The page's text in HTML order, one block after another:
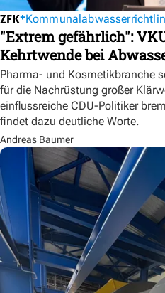
"Extrem gefährlich":
Kehrtwende bei
Pharma- und Kosmetikbranche
für die Nachrüstung großer
einflussreiche CDU-Politiker
findet dazu deutliche Worte.
Andreas Baumer